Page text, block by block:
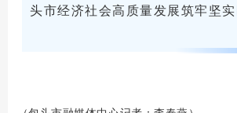
头市经济社会高质量发展筑牢坚实